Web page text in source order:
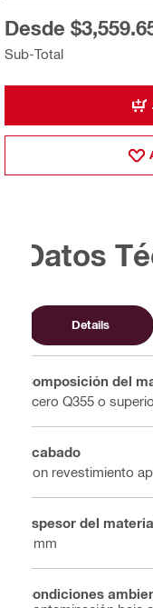
Sub-Total
Desde
Datos
Details
Composición del
Acero Q355 o
Acabado
Con revestimiento
Espesor del
4 mm
Condiciones